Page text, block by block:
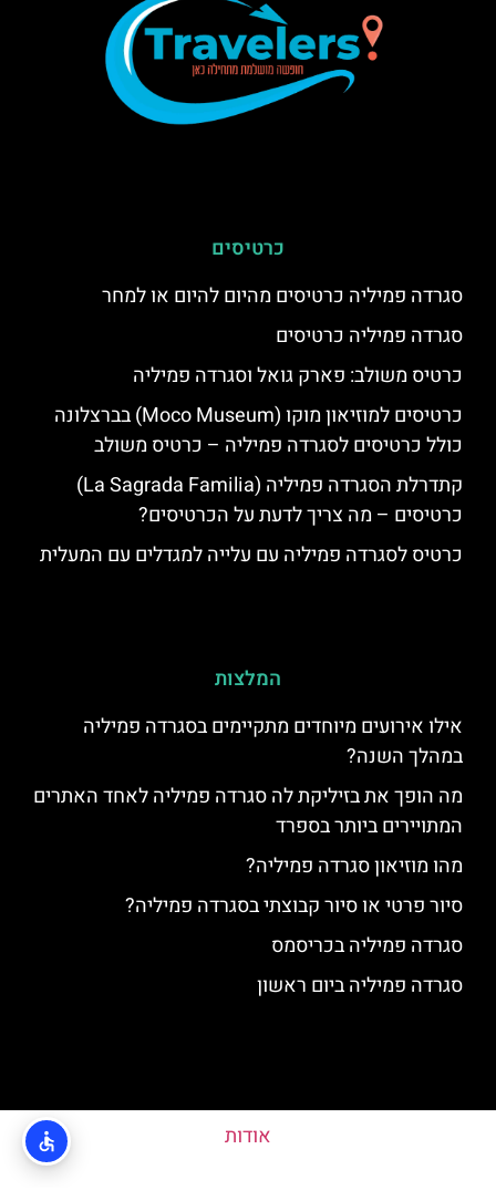
כרטיסים
סגרדה פמיליה כרטיסים מהיום להיום או למחר
סגרדה פמיליה כרטיסים
כרטיס משולב: פארק גואל וסגרדה פמיליה
כרטיסים למוזיאון מוקו (Moco Museum) בברצלונה
כולל כרטיסים לסגרדה פמיליה – כרטיס משולב
קתדרלת הסגרדה פמיליה (La Sagrada Familia)
כרטיסים – מה צריך לדעת על הכרטיסים?
כרטיס לסגרדה פמיליה עם עלייה למגדלים עם המעלית
המלצות
אילו אירועים מיוחדים מתקיימים בסגרדה פמיליה
במהלך השנה?
מה הופך את בזיליקת לה סגרדה פמיליה לאחד האתרים
המתויירים ביותר בספרד
מהו מוזיאון סגרדה פמיליה?
סיור פרטי או סיור קבוצתי בסגרדה פמיליה?
סגרדה פמיליה בכריסמס
סגרדה פמיליה ביום ראשון
אודות